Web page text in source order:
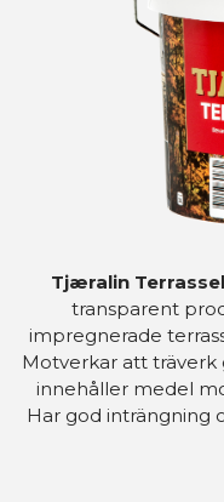
Tjæralin
transparent
impregnerade
Motverkar att träverk
innehåller medel
Har god inträngning